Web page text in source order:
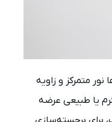
متمرکز و زاویه
یا طبیعی عرضه